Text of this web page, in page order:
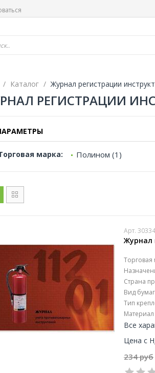
Каталог Журнал регистрации
РЕГИСТРАЦИИ
марка: Полином (1)
Арт.
Журнал
Торговая
Страна
Вид
Тип
Все
Цена с
234 руб